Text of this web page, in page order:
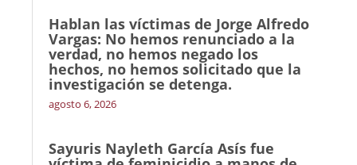
Hablan las víctimas de Jorge Alfredo
Vargas: No hemos renunciado a la
verdad, no hemos negado los
hechos, no hemos solicitado que la
investigación se detenga.
agosto 6, 2026
Sayuris Nayleth García Asís fue